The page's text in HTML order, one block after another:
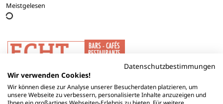
Meistgelesen
Datenschutzbestimmungen
Wir verwenden Cookies!
Wir können diese zur Analyse unserer Besucherdaten platzieren, um
unsere Webseite zu verbessern, personalisierte Inhalte anzuzeigen und